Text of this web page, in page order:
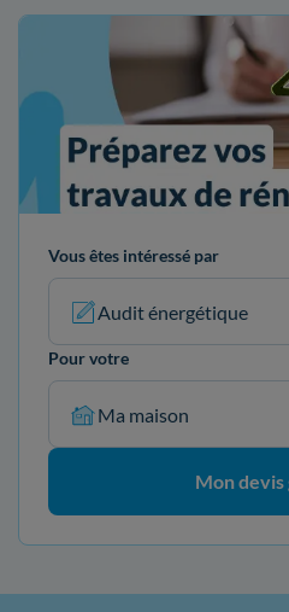
Vous êtes intéressé par
Audit énergétique
Pour votre
Ma maison
Mon